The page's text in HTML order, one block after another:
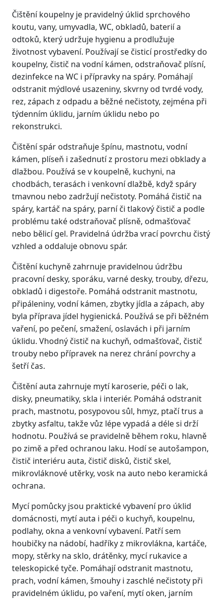
Čištění koupelny je pravidelný úklid sprchového
koutu, vany, umyvadla, WC, obkladů, baterií a
odtoků, který udržuje hygienu a prodlužuje
životnost vybavení. Používají se čisticí prostředky do
koupelny, čistič na vodní kámen, odstraňovač plísní,
dezinfekce na WC i přípravky na spáry. Pomáhají
odstranit mýdlové usazeniny, skvrny od tvrdé vody,
rez, zápach z odpadu a běžné nečistoty, zejména při
týdenním úklidu, jarním úklidu nebo po
rekonstrukci.
Čištění spár odstraňuje špínu, mastnotu, vodní
kámen, plíseň i zašednutí z prostoru mezi obklady a
dlažbou. Používá se v koupelně, kuchyni, na
chodbách, terasách i venkovní dlažbě, když spáry
tmavnou nebo zadržují nečistoty. Pomáhá čistič na
spáry, kartáč na spáry, parní či tlakový čistič a podle
problému také odstraňovač plísně, odmašťovač
nebo bělicí gel. Pravidelná údržba vrací povrchu čistý
vzhled a oddaluje obnovu spár.
Čištění kuchyně zahrnuje pravidelnou údržbu
pracovní desky, sporáku, varné desky, trouby, dřezu,
obkladů i digestoře. Pomáhá odstranit mastnotu,
připáleniny, vodní kámen, zbytky jídla a zápach, aby
byla příprava jídel hygienická. Používá se při běžném
vaření, po pečení, smažení, oslavách i při jarním
úklidu. Vhodný čistič na kuchyň, odmašťovač, čistič
trouby nebo přípravek na nerez chrání povrchy a
šetří čas.
Čištění auta zahrnuje mytí karoserie, péči o lak,
disky, pneumatiky, skla i interiér. Pomáhá odstranit
prach, mastnotu, posypovou sůl, hmyz, ptačí trus a
zbytky asfaltu, takže vůz lépe vypadá a déle si drží
hodnotu. Používá se pravidelně během roku, hlavně
po zimě a před ochranou laku. Hodí se autošampon,
čistič interiéru auta, čistič disků, čistič skel,
mikrovláknové utěrky, vosk na auto nebo keramická
ochrana.
Mycí pomůcky jsou praktické vybavení pro úklid
domácnosti, mytí auta i péči o kuchyň, koupelnu,
podlahy, okna a venkovní vybavení. Patří sem
houbičky na nádobí, hadříky z mikrovlákna, kartáče,
mopy, stěrky na sklo, drátěnky, mycí rukavice a
teleskopické tyče. Pomáhají odstranit mastnotu,
prach, vodní kámen, šmouhy i zaschlé nečistoty při
pravidelném úklidu, po vaření, mytí oken, jarním